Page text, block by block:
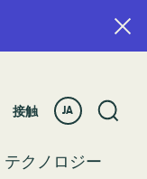
接触 JA
テクノロジー
接触 JA
テクノロジー